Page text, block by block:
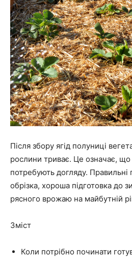
Після збору ягід полуниці
рослини триває. Це означає,
потребують догляду. Правильні
обрізка, хороша підготовка до
рясного врожаю на майбутній
Зміст
Коли потрібно починати